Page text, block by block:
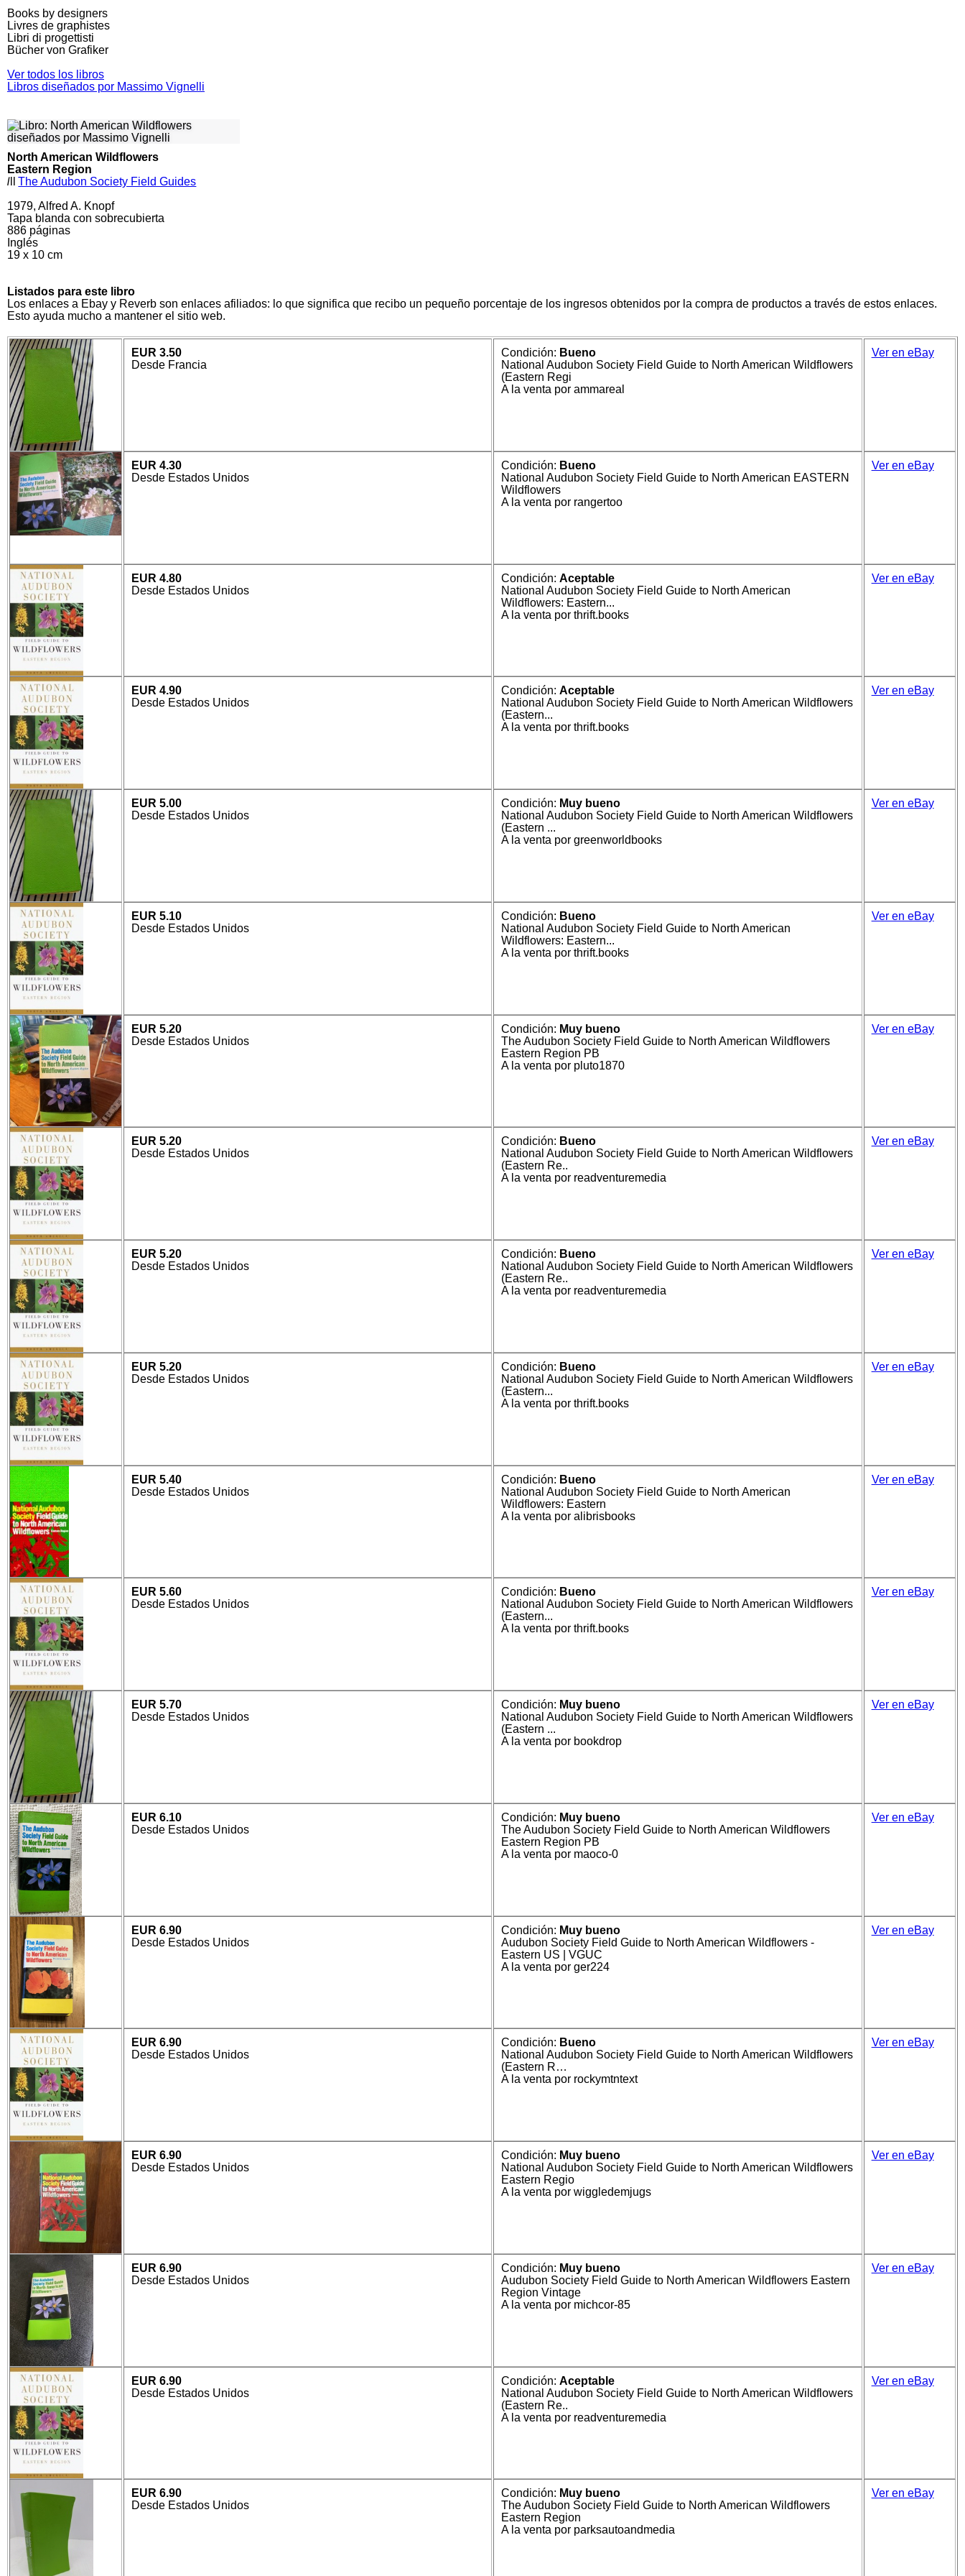
Books by designers
Livres de graphistes
Libri di progettisti
Bücher von Grafiker
Ver todos los libros
Libros diseñados por Massimo Vignelli
North American Wildflowers
Eastern Region
l
The Audubon Society Field Guides
1979, Alfred A. Knopf
Tapa blanda con sobrecubierta
886 páginas
Inglés
19 x 10 cm
Listados para este libro
Los enlaces a Ebay y Reverb son enlaces afiliados: lo que significa que recibo un pequeño porcentaje de los ingresos obtenidos por la compra de productos a través de estos enlaces.
Esto ayuda mucho a mantener el sitio web.
EUR 3.50
Desde Francia
Condición: Bueno
National Audubon Society Field Guide to North American Wildflowers
(Eastern Regi
A la venta por ammareal
Ver en eBay
EUR 4.30
Desde Estados Unidos
Condición: Bueno
National Audubon Society Field Guide to North American EASTERN
Wildflowers
A la venta por rangertoo
Ver en eBay
EUR 4.80
Desde Estados Unidos
Condición:Aceptable
National Audubon Society Field Guide to North American
Wildflowers: Eastern...
A la venta por thrift.books
Ver en eBay
EUR 4.90
Desde Estados Unidos
Condición:Aceptable
National Audubon Society Field Guide to North American Wildflowers
(Eastern...
A la venta por thrift.books
Ver en eBay
EUR 5.00
Desde Estados Unidos
Condición: Muy bueno
National Audubon Society Field Guide to North American Wildflowers
(Eastern ...
A la venta por greenworldbooks
Ver en eBay
EUR 5.10
Desde Estados Unidos
Condición: Bueno
National Audubon Society Field Guide to North American
Wildflowers: Eastern...
A la venta por thrift.books
Ver en eBay
EUR 5.20
Desde Estados Unidos
Condición: Muy bueno
The Audubon Society Field Guide to North American Wildflowers
Eastern Region PB
A la venta por pluto1870
Ver en eBay
EUR 5.20
Desde Estados Unidos
Condición: Bueno
National Audubon Society Field Guide to North American Wildflowers
(Eastern Re..
A la venta por readventuremedia
Ver en eBay
EUR 5.20
Desde Estados Unidos
Condición: Bueno
National Audubon Society Field Guide to North American Wildflowers
(Eastern Re..
A la venta por readventuremedia
Ver en eBay
EUR 5.20
Desde Estados Unidos
Condición: Bueno
National Audubon Society Field Guide to North American Wildflowers
(Eastern...
A la venta por thrift.books
Ver en eBay
EUR 5.40
Desde Estados Unidos
Condición: Bueno
National Audubon Society Field Guide to North American
Wildflowers: Eastern
A la venta por alibrisbooks
Ver en eBay
EUR 5.60
Desde Estados Unidos
Condición: Bueno
National Audubon Society Field Guide to North American Wildflowers
(Eastern...
A la venta por thrift.books
Ver en eBay
EUR 5.70
Desde Estados Unidos
Condición: Muy bueno
National Audubon Society Field Guide to North American Wildflowers
(Eastern ...
A la venta por bookdrop
Ver en eBay
EUR 6.10
Desde Estados Unidos
Condición: Muy bueno
The Audubon Society Field Guide to North American Wildflowers
Eastern Region PB
A la venta por maoco-0
Ver en eBay
EUR 6.90
Desde Estados Unidos
Condición: Muy bueno
Audubon Society Field Guide to North American Wildflowers -
Eastern US | VGUC
A la venta por ger224
Ver en eBay
EUR 6.90
Desde Estados Unidos
Condición: Bueno
National Audubon Society Field Guide to North American Wildflowers
(Eastern R…
A la venta por rockymtntext
Ver en eBay
EUR 6.90
Desde Estados Unidos
Condición: Muy bueno
National Audubon Society Field Guide to North American Wildflowers
Eastern Regio
A la venta por wiggledemjugs
Ver en eBay
EUR 6.90
Desde Estados Unidos
Condición: Muy bueno
Audubon Society Field Guide to North American Wildflowers Eastern
Region Vintage
A la venta por michcor-85
Ver en eBay
EUR 6.90
Desde Estados Unidos
Condición:Aceptable
National Audubon Society Field Guide to North American Wildflowers
(Eastern Re..
A la venta por readventuremedia
Ver en eBay
EUR 6.90
Desde Estados Unidos
Condición: Muy bueno
The Audubon Society Field Guide to North American Wildflowers
Eastern Region
A la venta por parksautoandmedia
Ver en eBay